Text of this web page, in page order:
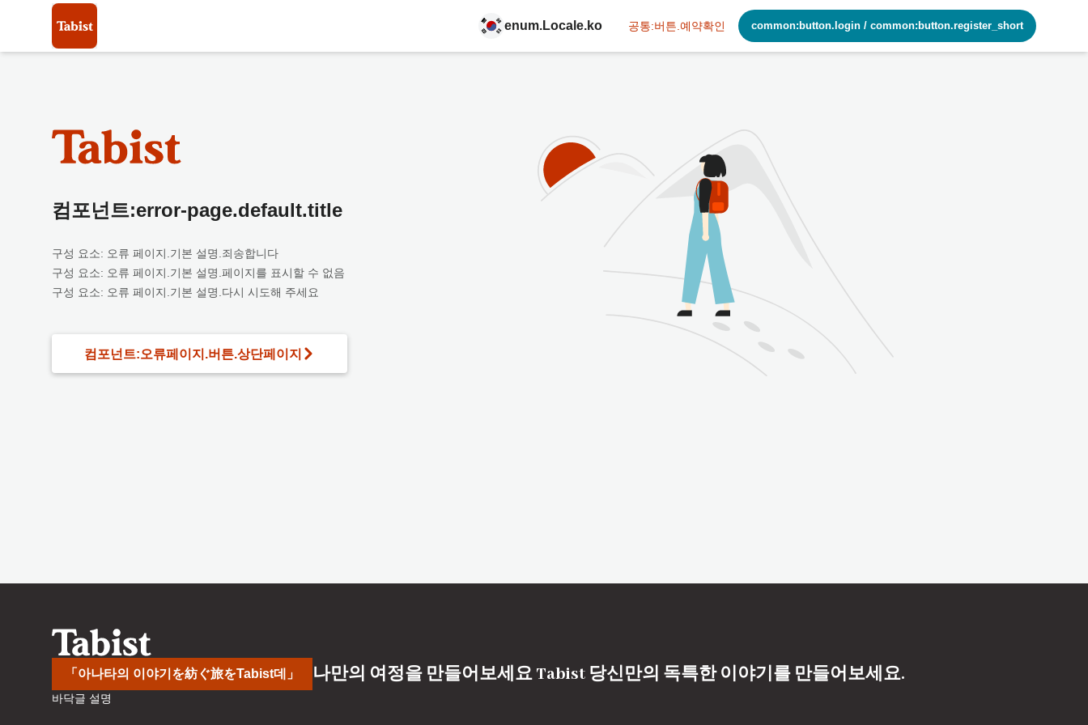
enum.Locale.ko 공통:버튼.예약확인 common:button.login / common:button.register_short
컴포넌트:error-page.default.title
구성 요소: 오류 페이지.기본 설명.죄송합니다
구성 요소: 오류 페이지.기본 설명.페이지를 표시할 수 없음
구성 요소: 오류 페이지.기본 설명.다시 시도해 주세요
컴포넌트:오류페이지.버튼.상단페이지
「아나타의 이야기を紡ぐ旅をTabist데」 나만의 여정을 만들어보세요 Tabist 당신만의 독특한 이야기를 만들어보세요.
바닥글 설명